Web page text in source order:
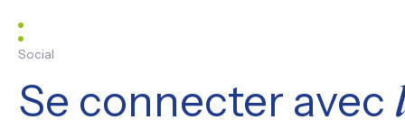
Social
Se connecter avec